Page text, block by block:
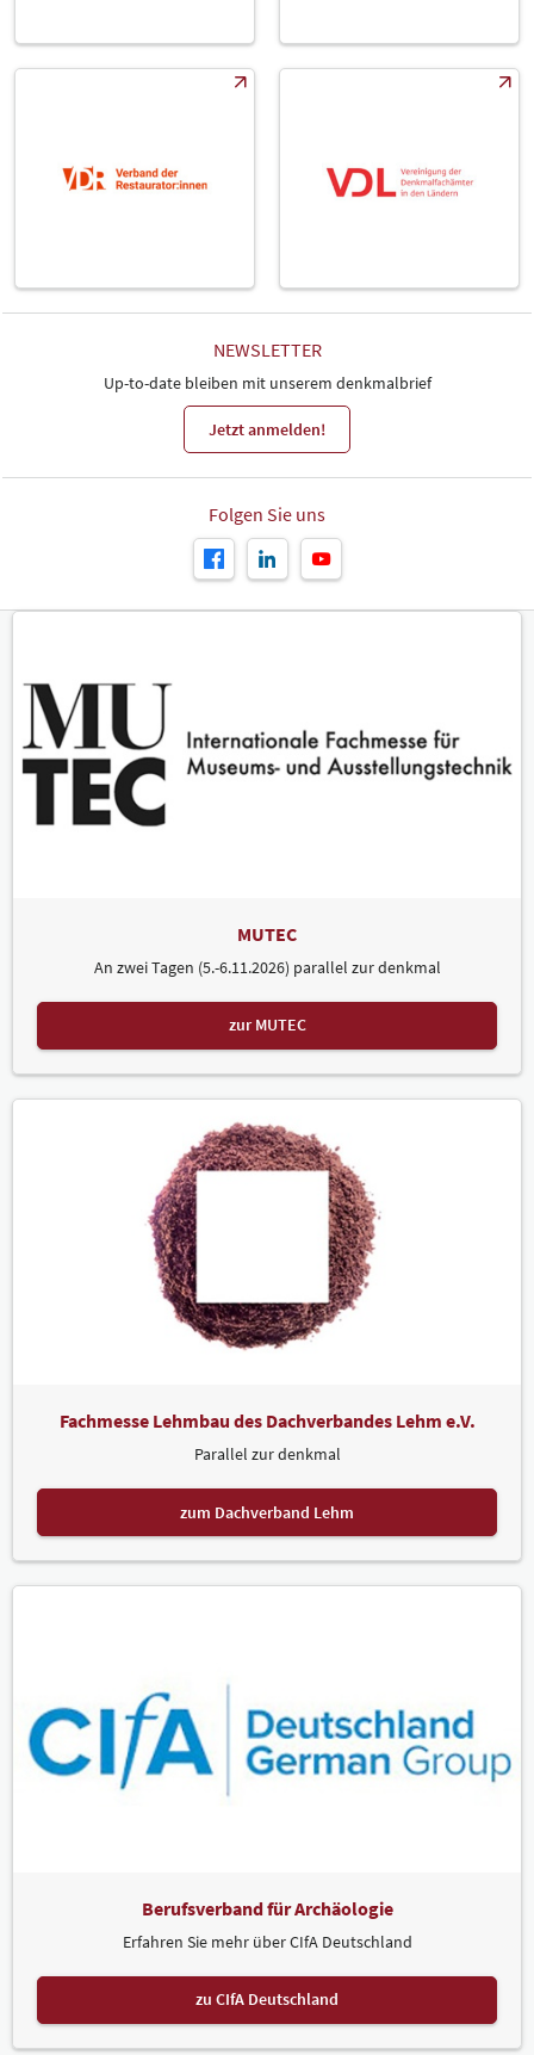
NEWSLETTER
Up-to-date bleiben mit unserem denkmalbrief
Jetzt anmelden!
Folgen Sie uns
MUTEC
An zwei Tagen (5.-6.11.2026) parallel zur denkmal
zur MUTEC
Fachmesse Lehmbau des Dachverbandes Lehm e.V.
Parallel zur denkmal
zum Dachverband Lehm
Berufsverband für Archäologie
Erfahren Sie mehr über CIfA Deutschland
zu CIfA Deutschland